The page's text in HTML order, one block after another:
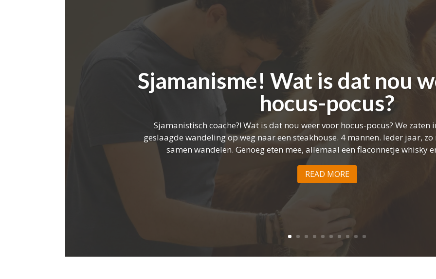
Sjamanisme! Wat is dat nou
hocus-pocus?
Sjamanistisch coache?! Wat is dat nou weer voor hocus-pocus? We zaten
geslaagde wandeling op weg naar een steakhouse. 4 mannen. Ieder jaar,
samen wandelen. Genoeg eten mee, allemaal een flaconnetje whisky
READ MORE